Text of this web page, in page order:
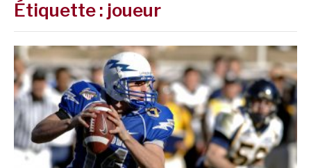
Étiquette : joueur